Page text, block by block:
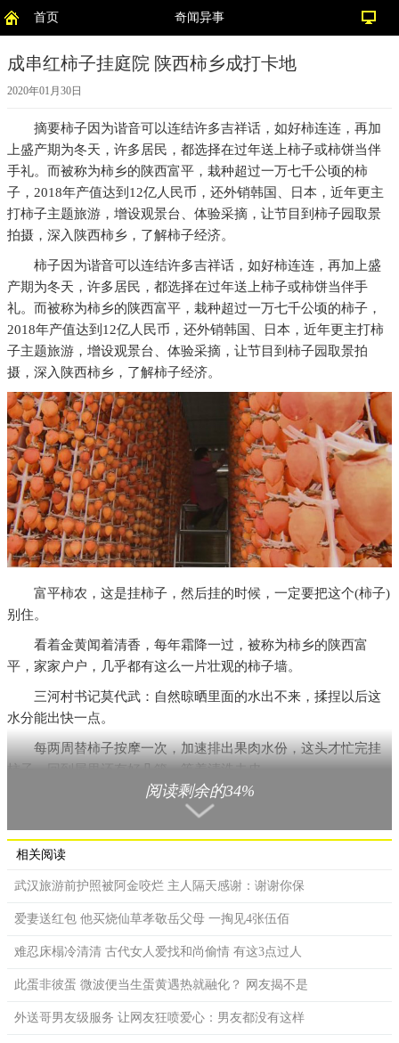
首页 奇闻异事
成串红柿子挂庭院 陕西柿乡成打卡地
2020年01月30日
摘要柿子因为谐音可以连结许多吉祥话，如好柿连连，再加
上盛产期为冬天，许多居民，都选择在过年送上柿子或柿饼当伴
手礼。而被称为柿乡的陕西富平，栽种超过一万七千公顷的柿
子，2018年产值达到12亿人民币，还外销韩国、日本，近年更主
打柿子主题旅游，增设观景台、体验采摘，让节目到柿子园取景
拍摄，深入陕西柿乡，了解柿子经济。
柿子因为谐音可以连结许多吉祥话，如好柿连连，再加上盛
产期为冬天，许多居民，都选择在过年送上柿子或柿饼当伴手
礼。而被称为柿乡的陕西富平，栽种超过一万七千公顷的柿子，
2018年产值达到12亿人民币，还外销韩国、日本，近年更主打柿
子主题旅游，增设观景台、体验采摘，让节目到柿子园取景拍
摄，深入陕西柿乡，了解柿子经济。
富平柿农，这是挂柿子，然后挂的时候，一定要把这个(柿子)
别住。
看着金黄闻着清香，每年霜降一过，被称为柿乡的陕西富
平，家家户户，几乎都有这么一片壮观的柿子墙。
三河村书记莫代武：自然晾晒里面的水出不来，揉捏以后这
水分能出快一点。
每两周替柿子按摩一次，加速排出果肉水份，这头才忙完挂
富平柿农，然后一定要先把这个松开，然后再放，放的时候
特别小心这个手因为这边特别锋利，容易把手伤到。
阅读剩余的34%
相关阅读
武汉旅游前护照被阿金咬烂 主人隔天感谢：谢谢你保
爱妻送红包 他买烧仙草孝敬岳父母 一掏见4张伍佰
难忍床榻冷清清 古代女人爱找和尚偷情 有这3点过人
此蛋非彼蛋 微波便当生蛋黄遇热就融化？ 网友揭不是
外送哥男友级服务 让网友狂喷爱心：男友都没有这样